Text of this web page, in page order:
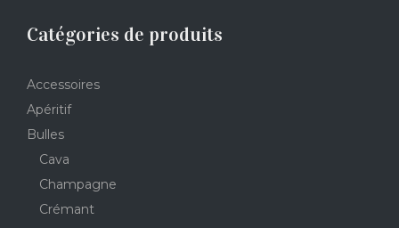
Catégories de produits
Accessoires
Apéritif
Bulles
Cava
Champagne
Crémant